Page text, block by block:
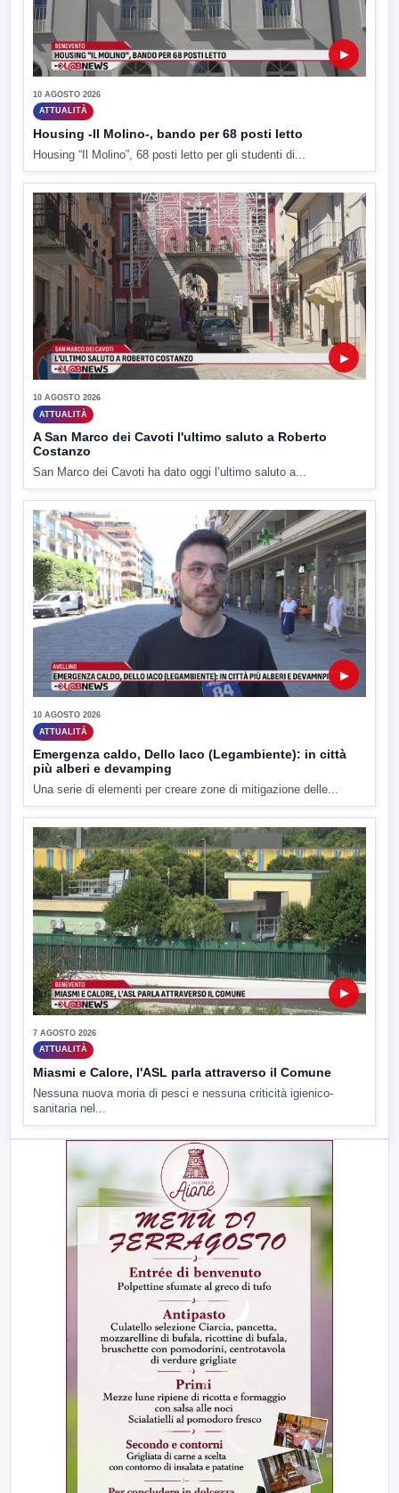
▶
10 AGOSTO 2026
ATTUALITÀ
Housing -Il Molino-, bando per 68 posti letto
Housing “Il Molino”, 68 posti letto per gli studenti di...
▶
10 AGOSTO 2026
ATTUALITÀ
A San Marco dei Cavoti l'ultimo saluto a Roberto
Costanzo
San Marco dei Cavoti ha dato oggi l’ultimo saluto a...
▶
10 AGOSTO 2026
ATTUALITÀ
Emergenza caldo, Dello Iaco (Legambiente): in città
più alberi e devamping
Una serie di elementi per creare zone di mitigazione delle...
▶
7 AGOSTO 2026
ATTUALITÀ
Miasmi e Calore, l'ASL parla attraverso il Comune
Nessuna nuova moria di pesci e nessuna criticità igienico-
sanitaria nel...